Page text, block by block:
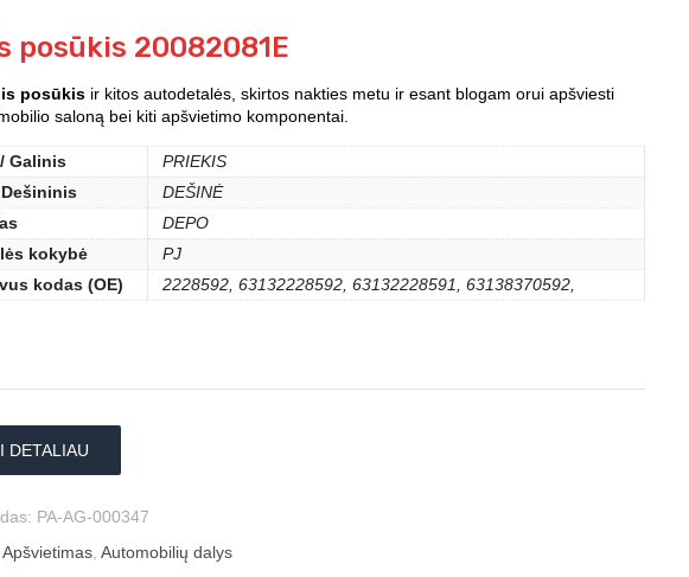
posūkis 20082081E
posūkis ir kitos autodetalės, skirtos nakties metu ir esant blogam orui apšviesti
saloną bei kiti apšvietimo komponentai.
Galinis
PRIEKIS
DEŠINĖ
DEPO
kokybė
PJ
kodas (OE)
2228592, 63132228592, 63132228591, 63138370592,
DETALIAU
PA-AG-000347
Apšvietimas Automobilių dalys